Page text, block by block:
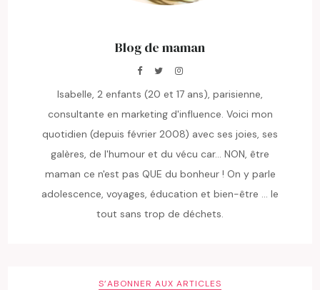
Blog de maman
Isabelle, 2 enfants (20 et 17 ans), parisienne,
consultante en marketing d'influence. Voici mon
quotidien (depuis février 2008) avec ses joies, ses
galères, de l'humour et du vécu car... NON, être
maman ce n'est pas QUE du bonheur ! On y parle
adolescence, voyages, éducation et bien-être ... le
tout sans trop de déchets.
S’ABONNER AUX ARTICLES